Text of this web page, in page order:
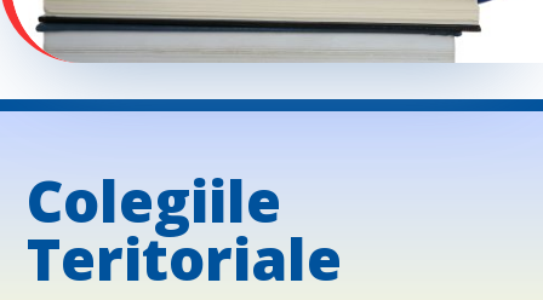
Colegiile
Teritoriale